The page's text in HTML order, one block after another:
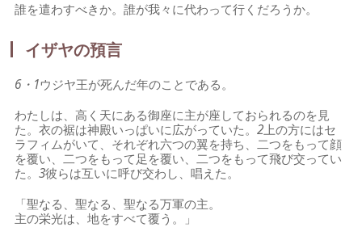
誰を遣わすべきか。誰が我々に代わって行くだろうか。
イザヤの預言
6・1ウジヤ王が死んだ年のことである。
わたしは、高く天にある御座に主が座しておられるのを見
た。衣の裾は神殿いっぱいに広がっていた。2上の方にはセ
ラフィムがいて、それぞれ六つの翼を持ち、二つをもって顔
を覆い、二つをもって足を覆い、二つをもって飛び交ってい
た。3彼らは互いに呼び交わし、唱えた。
「聖なる、聖なる、聖なる万軍の主。
主の栄光は、地をすべて覆う。」